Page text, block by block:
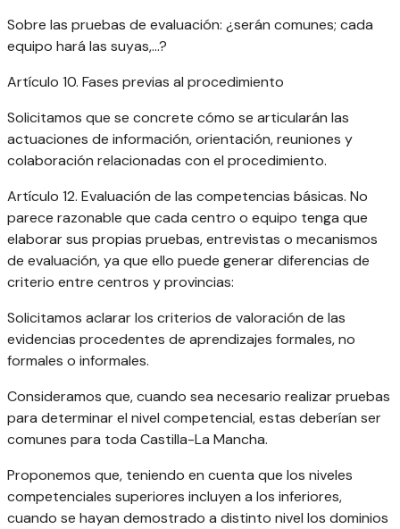
Sobre las pruebas de evaluación: ¿serán comunes; cada
equipo hará las suyas,…?
Artículo 10. Fases previas al procedimiento
Solicitamos que se concrete cómo se articularán las
actuaciones de información, orientación, reuniones y
colaboración relacionadas con el procedimiento.
Artículo 12. Evaluación de las competencias básicas. No
parece razonable que cada centro o equipo tenga que
elaborar sus propias pruebas, entrevistas o mecanismos
de evaluación, ya que ello puede generar diferencias de
criterio entre centros y provincias:
Solicitamos aclarar los criterios de valoración de las
evidencias procedentes de aprendizajes formales, no
formales o informales.
Consideramos que, cuando sea necesario realizar pruebas
para determinar el nivel competencial, estas deberían ser
comunes para toda Castilla-La Mancha.
Proponemos que, teniendo en cuenta que los niveles
competenciales superiores incluyen a los inferiores,
cuando se hayan demostrado a distinto nivel los dominios